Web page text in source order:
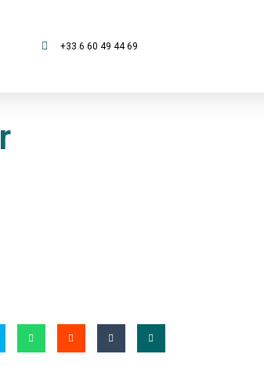
+33 6 60 49 44 69